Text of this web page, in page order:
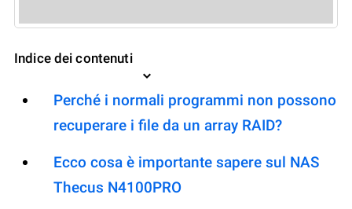
Indice dei contenuti
Perché i normali programmi non possono
recuperare i file da un array RAID?
Ecco cosa è importante sapere sul NAS
Thecus N4100PRO